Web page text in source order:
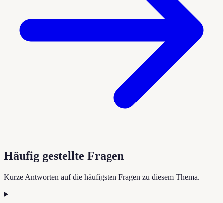
Häufig gestellte Fragen
Kurze Antworten auf die häufigsten Fragen zu diesem Thema.